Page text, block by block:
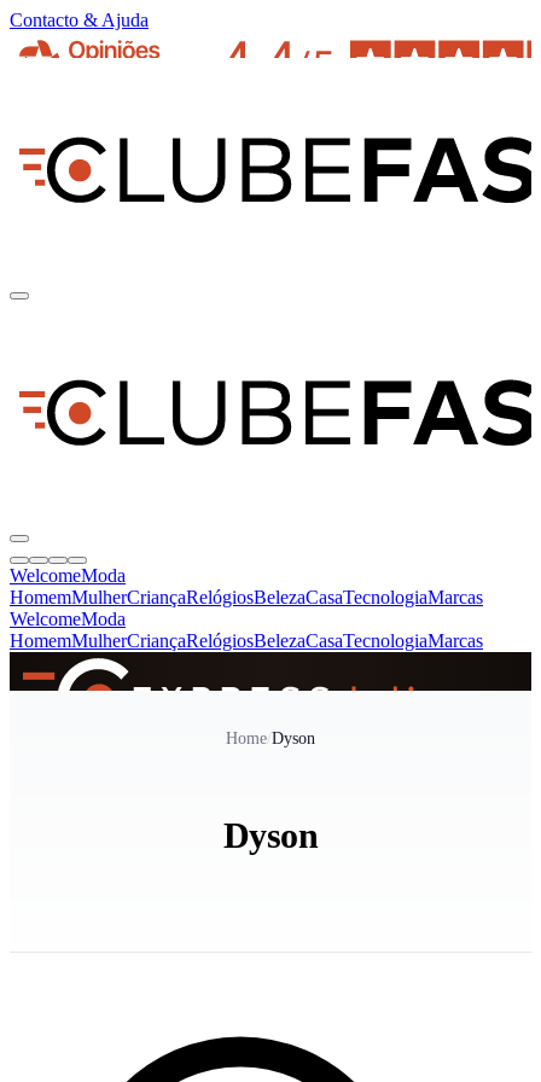
Contacto & Ajuda
WelcomeModa
HomemMulherCriançaRelógiosBelezaCasaTecnologiaMarcas
WelcomeModa
HomemMulherCriançaRelógiosBelezaCasaTecnologiaMarcas
Home/Dyson
Dyson